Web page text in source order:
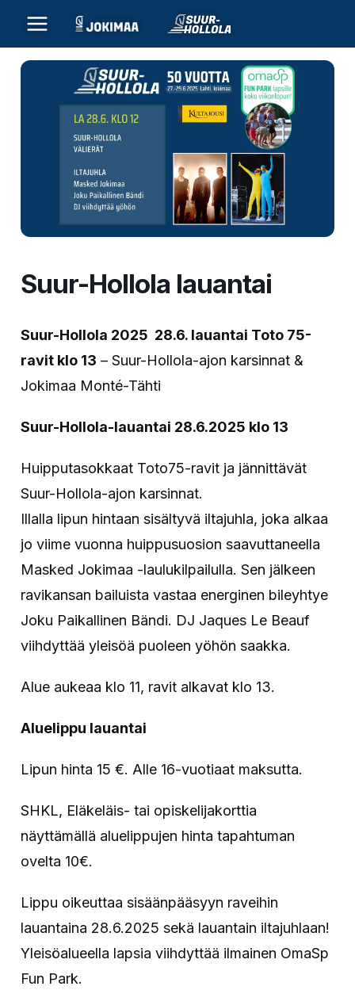
sisältöön
Suur-Hollola lauantai
Suur-Hollola 2025 28.6. lauantai Toto 75-
ravit klo 13 – Suur-Hollola-ajon karsinnat &
Jokimaa Monté-Tähti
Suur-Hollola-lauantai 28.6.2025 klo 13
Huipputasokkaat Toto75-ravit ja jännittävät
Suur-Hollola-ajon karsinnat.
Illalla lipun hintaan sisältyvä iltajuhla, joka alkaa
jo viime vuonna huippusuosion saavuttaneella
Masked Jokimaa -laulukilpailulla. Sen jälkeen
ravikansan bailuista vastaa energinen bileyhtye
Joku Paikallinen Bändi. DJ Jaques Le Beauf
viihdyttää yleisöä puoleen yöhön saakka.
Alue aukeaa klo 11, ravit alkavat klo 13.
Aluelippu lauantai
Lipun hinta 15 €. Alle 16-vuotiaat maksutta.
SHKL, Eläkeläis- tai opiskelijakorttia
näyttämällä aluelippujen hinta tapahtuman
ovelta 10€.
Lippu oikeuttaa sisäänpääsyyn raveihin
lauantaina 28.6.2025 sekä lauantain iltajuhlaan!
Yleisöalueella lapsia viihdyttää ilmainen OmaSp
Fun Park.